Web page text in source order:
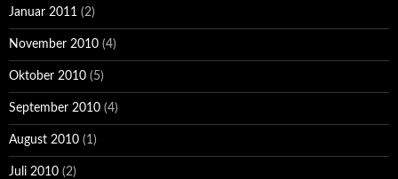
Januar 2011 (2)
November 2010 (4)
Oktober 2010 (5)
September 2010 (4)
August 2010 (1)
Juli 2010 (2)